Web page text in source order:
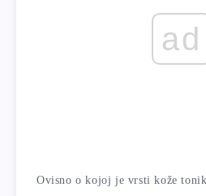
ad
Ovisno o kojoj je vrsti kože